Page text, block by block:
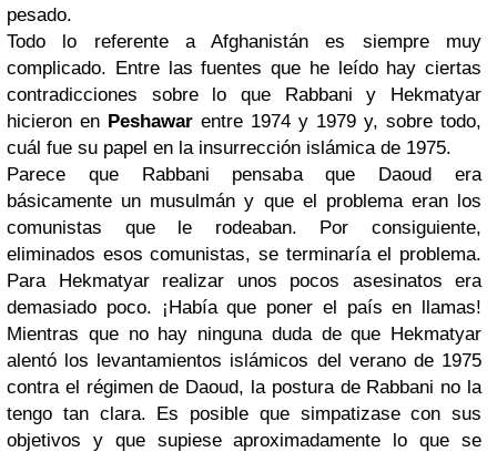
pesado.
Todo lo referente a Afghanistán es siempre muy
complicado. Entre las fuentes que he leído hay ciertas
contradicciones sobre lo que Rabbani y Hekmatyar
hicieron en Peshawar entre 1974 y 1979 y, sobre todo,
cuál fue su papel en la insurrección islámica de 1975.
Parece que Rabbani pensaba que Daoud era
básicamente un musulmán y que el problema eran los
comunistas que le rodeaban. Por consiguiente,
eliminados esos comunistas, se terminaría el problema.
Para Hekmatyar realizar unos pocos asesinatos era
demasiado poco. ¡Había que poner el país en llamas!
Mientras que no hay ninguna duda de que Hekmatyar
alentó los levantamientos islámicos del verano de 1975
contra el régimen de Daoud, la postura de Rabbani no la
tengo tan clara. Es posible que simpatizase con sus
objetivos y que supiese aproximadamente lo que se